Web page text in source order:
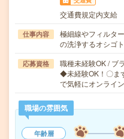
交通費規定内支給
仕事内容
極細線やフィルタ
の洗浄するオシゴ
応募資格
職種未経験OK / ブ
◆未経験OK！〇ま
で気軽にオンライ
職場の雰囲気
年齢層